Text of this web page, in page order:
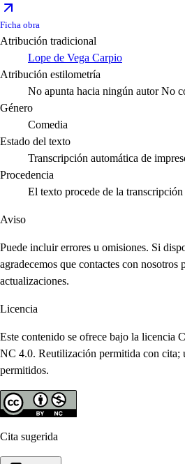
Ficha obra
Atribución tradicional
Lope de Vega Carpio
Atribución estilometría
No apunta hacia ningún autor No
Género
Comedia
Estado del texto
Transcripción automática de
Procedencia
El texto procede de la
Aviso
Puede incluir errores u omisiones. Si
agradecemos que contactes con nosotros
actualizaciones.
Licencia
Este contenido se ofrece bajo la licencia
NC 4.0. Reutilización permitida con cita;
permitidos.
Cita sugerida